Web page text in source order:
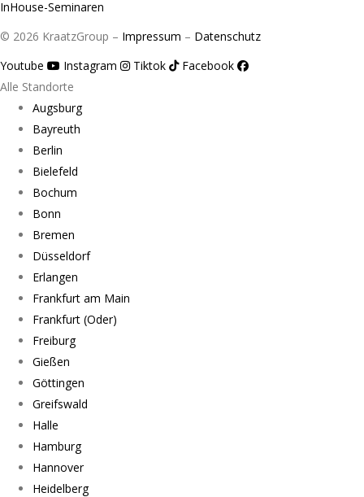
InHouse-Seminaren
© 2026 KraatzGroup – Impressum – Datenschutz
Youtube
Instagram Tiktok
Facebook
Alle Standorte
Augsburg
Bayreuth
Berlin
Bielefeld
Bochum
Bonn
Bremen
Düsseldorf
Erlangen
Frankfurt am Main
Frankfurt (Oder)
Freiburg
Gießen
Göttingen
Greifswald
Halle
Hamburg
Hannover
Heidelberg